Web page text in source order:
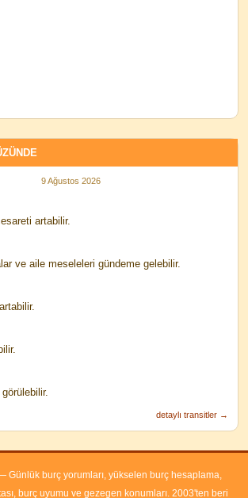
9 Ağustos 2026
artabilir.
ve aile meseleleri gündeme gelebilir.
detaylı transitler →
Günlük burç yorumları, yükselen burç hesaplama,
burç uyumu ve gezegen konumları. 2003'ten beri